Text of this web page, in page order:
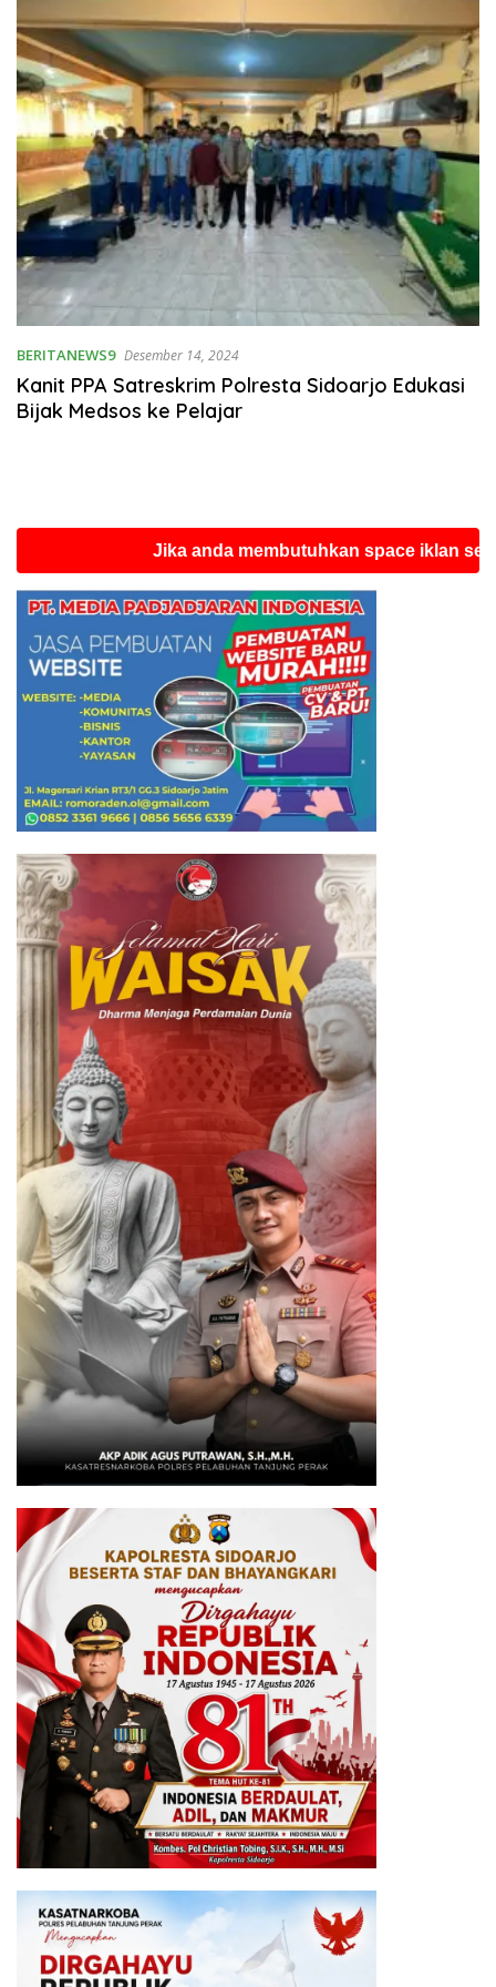
BERITANEWS9 Desember 14, 2024
Kanit PPA Satreskrim Polresta Sidoarjo Edukasi
Bijak Medsos ke Pelajar
Jika anda membutuhkan space iklan seperti